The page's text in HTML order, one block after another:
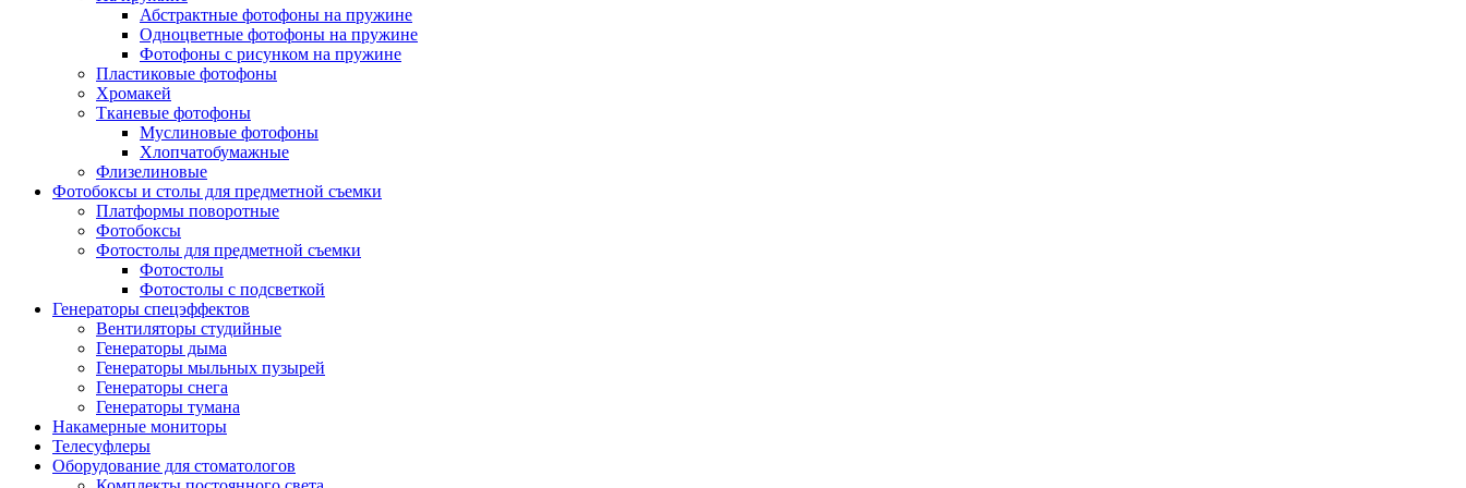
Абстрактные фотофоны на пружине
Одноцветные фотофоны на пружине
Фотофоны с рисунком на пружине
Пластиковые фотофоны
Хромакей
Тканевые фотофоны
Муслиновые фотофоны
Хлопчатобумажные
Флизелиновые
Фотобоксы и столы для предметной съемки
Платформы поворотные
Фотобоксы
Фотостолы для предметной съемки
Фотостолы
Фотостолы с подсветкой
Генераторы спецэффектов
Вентиляторы студийные
Генераторы дыма
Генераторы мыльных пузырей
Генераторы снега
Генераторы тумана
Накамерные мониторы
Телесуфлеры
Оборудование для стоматологов